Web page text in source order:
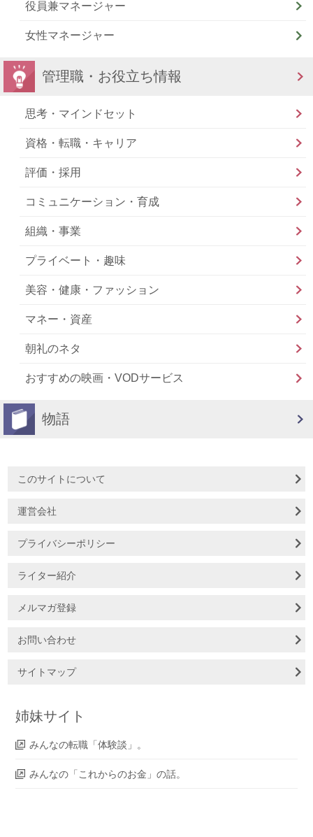
役員兼マネージャー
女性マネージャー
管理職・お役立ち情報
思考・マインドセット
資格・転職・キャリア
評価・採用
コミュニケーション・育成
組織・事業
プライベート・趣味
美容・健康・ファッション
マネー・資産
朝礼のネタ
おすすめの映画・VODサービス
物語
このサイトについて
運営会社
プライバシーポリシー
ライター紹介
メルマガ登録
お問い合わせ
サイトマップ
姉妹サイト
みんなの転職「体験談」。
みんなの「これからのお金」の話。